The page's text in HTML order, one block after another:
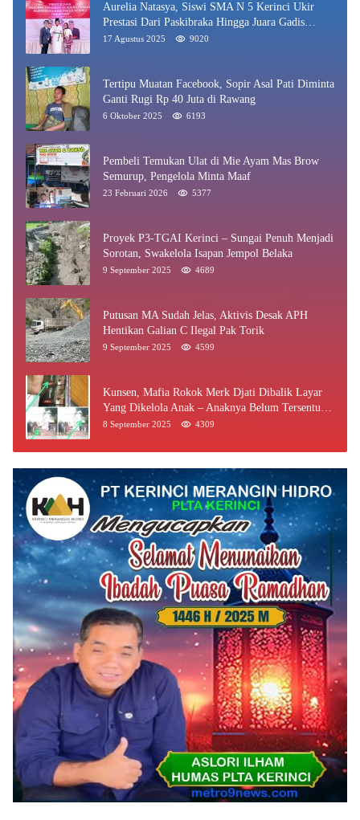
Aurelia Natasya, Siswi SMA N 5 Kerinci Ukir
Prestasi Dari Paskibraka Hingga Juara Gadis
Kerinci 2025
17 Agustus 2025 9020
Tertipu Muatan Facebook, Sopir Asal Pati Diminta
Ganti Rugi Rp 40 Juta di Rawang
6 Oktober 2025 6193
Pembeli Temukan Ulat di Mie Ayam Mas Brow
Semurup, Pengelola Minta Maaf
23 Februari 2026 5377
Proyek P3-TGAI Kerinci – Sungai Penuh Menjadi
Sorotan, Swakelola Isapan Jempol Belaka
9 September 2025 4689
Putusan MA Sudah Jelas, Aktivis Desak APH
Hentikan Galian C Ilegal Pak Torik
9 September 2025 4599
Kunsen, Mafia Rokok Merk Djati Dibalik Layar
Yang Dikelola Anak – Anaknya Belum Tersentuh
Bea Cukai Jambi
8 September 2025 4309